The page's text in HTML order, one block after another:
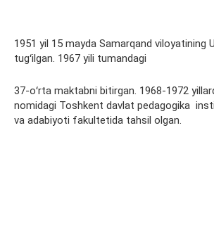
1951 yil 15 mayda Samarqand viloyatining
tugʻilgan. 1967 yili tumandagi
37-oʻrta maktabni bitirgan. 1968-1972
nomidagi Toshkent davlat pedagogika
va adabiyoti fakultetida tahsil olgan.